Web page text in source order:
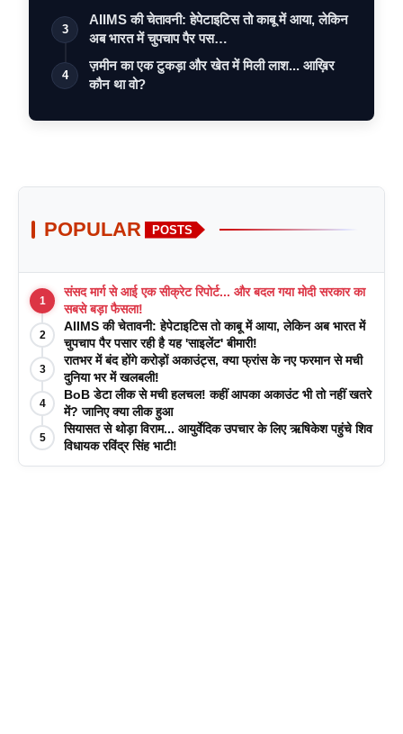
3
AIIMS की चेतावनी: हेपेटाइटिस तो काबू में आया, लेकिन
अब भारत में चुपचाप पैर पस…
4
ज़मीन का एक टुकड़ा और खेत में मिली लाश... आख़िर
कौन था वो?
POPULAR POSTS
1
संसद मार्ग से आई एक सीक्रेट रिपोर्ट... और बदल गया मोदी सरकार का
सबसे बड़ा फैसला!
2
AIIMS की चेतावनी: हेपेटाइटिस तो काबू में आया, लेकिन अब भारत में
चुपचाप पैर पसार रही है यह 'साइलेंट' बीमारी!
3
रातभर में बंद होंगे करोड़ों अकाउंट्स, क्या फ्रांस के नए फरमान से मची
दुनिया भर में खलबली!
4
BoB डेटा लीक से मची हलचल! कहीं आपका अकाउंट भी तो नहीं खतरे
में? जानिए क्या लीक हुआ
5
सियासत से थोड़ा विराम... आयुर्वेदिक उपचार के लिए ऋषिकेश पहुंचे शिव
विधायक रविंद्र सिंह भाटी!